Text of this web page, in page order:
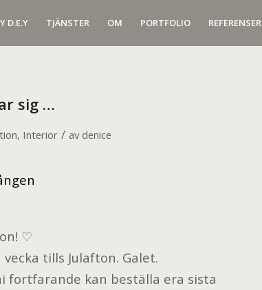
D.E.Y TJÄNSTER OM PORTFOLIO REFERENSER
sig …
, Interior / av denice
♡
tills Julafton. Galet.
kan beställa era sista